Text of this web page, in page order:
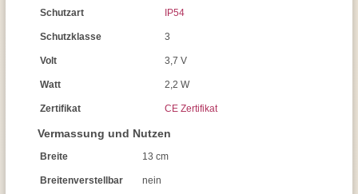
Schutzart IP54
Schutzklasse 3
Volt 3,7 V
Watt 2,2 W
Zertifikat CE Zertifikat
Vermassung und Nutzen
Breite 13 cm
Breitenverstellbar nein